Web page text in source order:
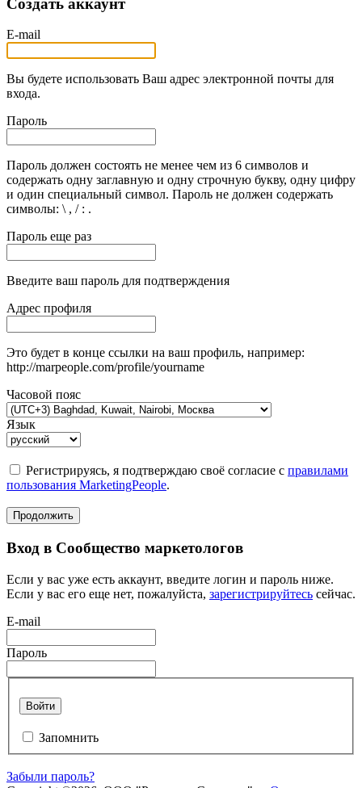
E-mail
Вы будете использовать Ваш адрес электронной почты для
входа.
Пароль
Пароль должен состоять не менее чем из 6 символов и
содержать одну заглавную и одну строчную букву, одну цифру
и один специальный символ. Пароль не должен содержать
символы: \ , / : .
Пароль еще раз
Введите ваш пароль для подтверждения
Адрес профиля
Это будет в конце ссылки на ваш профиль, например:
http://marpeople.com/profile/yourname
Часовой пояс
Язык
Регистрируясь, я подтверждаю своё согласие с правилами
пользования MarketingPeople.
Продолжить
Вход в Сообщество маркетологов
Если у вас уже есть аккаунт, введите логин и пароль ниже.
Если у вас его еще нет, пожалуйста, зарегистрируйтесь сейчас.
E-mail
Пароль
Войти
Запомнить
Забыли пароль?